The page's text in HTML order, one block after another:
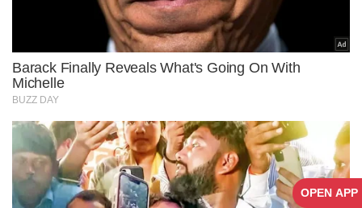
OPEN APP